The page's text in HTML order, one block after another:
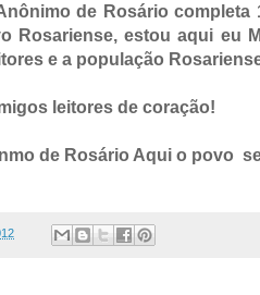
de Rosário completa
Rosariense, estou aqui eu
e a população
leitores de coração!
de Rosário Aqui o povo